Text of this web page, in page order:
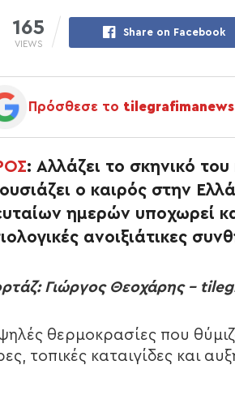
165
VIEWS
Share on Facebook
Πρόσθεσε το
: Αλλάζει το σκηνικό
ο καιρός στην
ημερών υποχωρεί
ανοιξιάτικες
Γιώργος Θεοχάρης –
θερμοκρασίες που
τοπικές καταιγίδες και